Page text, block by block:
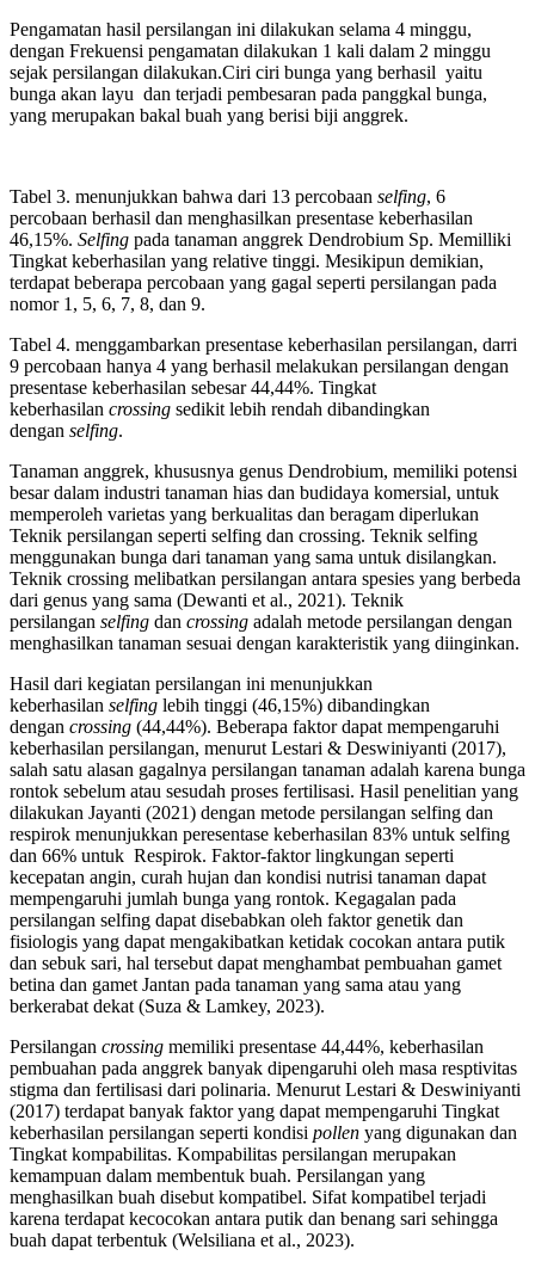
Pengamatan hasil persilangan ini dilakukan selama 4 minggu,
dengan Frekuensi pengamatan dilakukan 1 kali dalam 2 minggu
sejak persilangan dilakukan.Ciri ciri bunga yang berhasil yaitu
bunga akan layu dan terjadi pembesaran pada panggkal bunga,
yang merupakan bakal buah yang berisi biji anggrek.
Tabel 3. menunjukkan bahwa dari 13 percobaan selfing, 6
percobaan berhasil dan menghasilkan presentase keberhasilan
46,15%. Selfing pada tanaman anggrek Dendrobium Sp. Memilliki
Tingkat keberhasilan yang relative tinggi. Mesikipun demikian,
terdapat beberapa percobaan yang gagal seperti persilangan pada
nomor 1, 5, 6, 7, 8, dan 9.
Tabel 4. menggambarkan presentase keberhasilan persilangan, darri
9 percobaan hanya 4 yang berhasil melakukan persilangan dengan
presentase keberhasilan sebesar 44,44%. Tingkat
keberhasilan crossing sedikit lebih rendah dibandingkan
dengan selfing.
Tanaman anggrek, khususnya genus Dendrobium, memiliki potensi
besar dalam industri tanaman hias dan budidaya komersial, untuk
memperoleh varietas yang berkualitas dan beragam diperlukan
Teknik persilangan seperti selfing dan crossing. Teknik selfing
menggunakan bunga dari tanaman yang sama untuk disilangkan.
Teknik crossing melibatkan persilangan antara spesies yang berbeda
dari genus yang sama (Dewanti et al., 2021). Teknik
persilangan selfing dan crossing adalah metode persilangan dengan
menghasilkan tanaman sesuai dengan karakteristik yang diinginkan.
Hasil dari kegiatan persilangan ini menunjukkan
keberhasilan selfing lebih tinggi (46,15%) dibandingkan
dengan crossing (44,44%). Beberapa faktor dapat mempengaruhi
keberhasilan persilangan, menurut Lestari & Deswiniyanti (2017),
salah satu alasan gagalnya persilangan tanaman adalah karena bunga
rontok sebelum atau sesudah proses fertilisasi. Hasil penelitian yang
dilakukan Jayanti (2021) dengan metode persilangan selfing dan
respirok menunjukkan peresentase keberhasilan 83% untuk selfing
dan 66% untuk Respirok. Faktor-faktor lingkungan seperti
kecepatan angin, curah hujan dan kondisi nutrisi tanaman dapat
mempengaruhi jumlah bunga yang rontok. Kegagalan pada
persilangan selfing dapat disebabkan oleh faktor genetik dan
fisiologis yang dapat mengakibatkan ketidak cocokan antara putik
dan sebuk sari, hal tersebut dapat menghambat pembuahan gamet
betina dan gamet Jantan pada tanaman yang sama atau yang
berkerabat dekat (Suza & Lamkey, 2023).
Persilangan crossing memiliki presentase 44,44%, keberhasilan
pembuahan pada anggrek banyak dipengaruhi oleh masa resptivitas
stigma dan fertilisasi dari polinaria. Menurut Lestari & Deswiniyanti
(2017) terdapat banyak faktor yang dapat mempengaruhi Tingkat
keberhasilan persilangan seperti kondisi pollen yang digunakan dan
Tingkat kompabilitas. Kompabilitas persilangan merupakan
kemampuan dalam membentuk buah. Persilangan yang
menghasilkan buah disebut kompatibel. Sifat kompatibel terjadi
karena terdapat kecocokan antara putik dan benang sari sehingga
buah dapat terbentuk (Welsiliana et al., 2023).